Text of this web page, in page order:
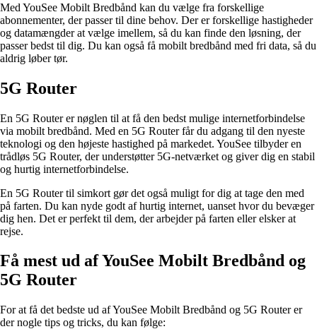
Med YouSee Mobilt Bredbånd kan du vælge fra forskellige
abonnementer, der passer til dine behov. Der er forskellige hastigheder
og datamængder at vælge imellem, så du kan finde den løsning, der
passer bedst til dig. Du kan også få mobilt bredbånd med fri data, så du
aldrig løber tør.
5G Router
En 5G Router er nøglen til at få den bedst mulige internetforbindelse
via mobilt bredbånd. Med en 5G Router får du adgang til den nyeste
teknologi og den højeste hastighed på markedet. YouSee tilbyder en
trådløs 5G Router, der understøtter 5G-netværket og giver dig en stabil
og hurtig internetforbindelse.
En 5G Router til simkort gør det også muligt for dig at tage den med
på farten. Du kan nyde godt af hurtig internet, uanset hvor du bevæger
dig hen. Det er perfekt til dem, der arbejder på farten eller elsker at
rejse.
Få mest ud af YouSee Mobilt Bredbånd og
5G Router
For at få det bedste ud af YouSee Mobilt Bredbånd og 5G Router er
der nogle tips og tricks, du kan følge: